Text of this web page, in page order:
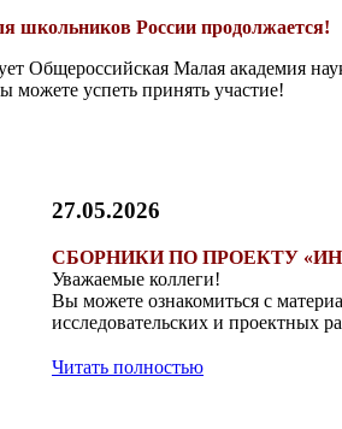
школьников России продолжается!
Общероссийская Малая академия
можете успеть принять участие!
27.05.2026
СБОРНИКИ ПО ПРОЕКТУ
Уважаемые коллеги!
Вы можете ознакомиться с
исследовательских и проектных
Читать полностью